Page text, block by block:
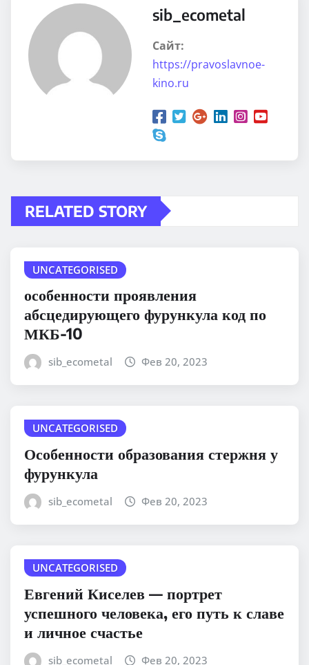
sib_ecometal
Сайт:
https://pravoslavnoe-
kino.ru
RELATED STORY
UNCATEGORISED
особенности проявления
абсцедирующего фурункула код по
МКБ-10
sib_ecometal Фев 20, 2023
UNCATEGORISED
Особенности образования стержня у
фурункула
sib_ecometal Фев 20, 2023
UNCATEGORISED
Евгений Киселев — портрет
успешного человека, его путь к славе
и личное счастье
sib_ecometal Фев 20, 2023